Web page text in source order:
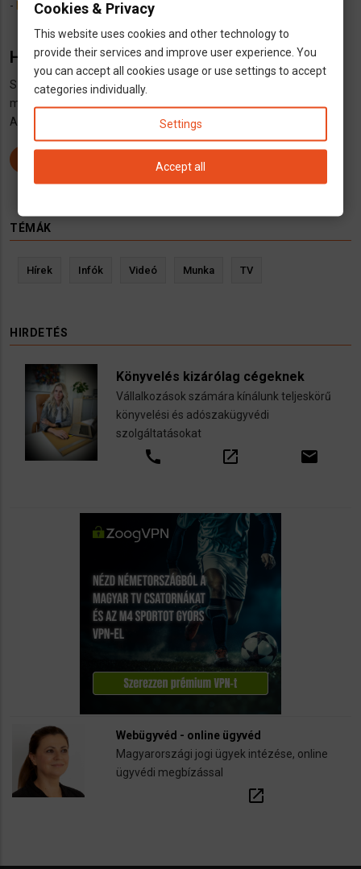
- Magyar állatorvos Saarbrückenben
Hogyan kerülhetsz a listára?
Szeretnél felkerülni a listára?
majd iktasd
A hirdetés ingyenes.
TÉMÁK
Hírek Infók Videó Munka TV
HIRDETÉS
Könyvelés kizárólag cégeknek
Vállalkozások számára kínálunk teljeskörű
könyvelési és adószakügyvédi
szolgáltatásokat
call open_in_new email
Webügyvéd - online ügyvéd
Magyarországi jogi ügyek intézése, online
ügyvédi megbízással
open_in_new
Cookies & Privacy
This website uses cookies and other technology to
provide their services and improve user experience. You
you can accept all cookies usage or use settings to accept
categories individually.
Settings
Accept all